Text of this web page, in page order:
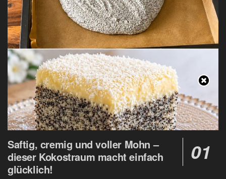
Saftig, cremig und voller Mohn –
dieser Kokostraum macht einfach
glücklich!